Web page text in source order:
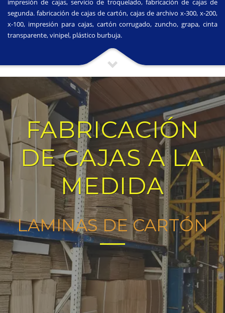
segunda. fabricación de cajas de cartón, cajas de archivo x-300, x-200,
x-100, impresión para cajas, cartón corrugado, zuncho, grapa, cinta
transparente, vinipel, plástico burbuja.
FABRICACIÓN
DE CAJAS A LA
MEDIDA
LAMINAS DE CARTÓN